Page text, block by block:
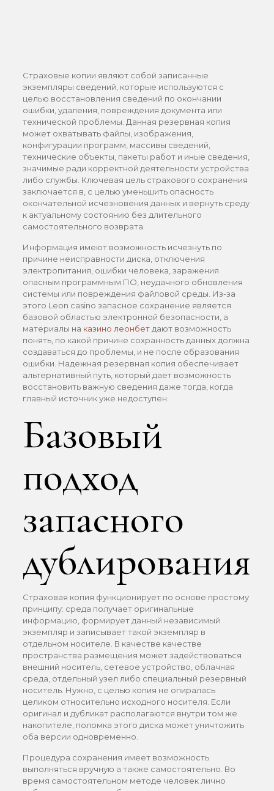
Страховые копии являют собой записанные
экземпляры сведений, которые используются с
целью восстановления сведений по окончании
ошибки, удаления, повреждения документа или
технической проблемы. Данная резервная копия
может охватывать файлы, изображения,
конфигурации программ, массивы сведений,
технические объекты, пакеты работ и иные сведения,
значимые ради корректной деятельности устройства
либо службы. Ключевая цель страхового сохранения
заключается в, с целью уменьшить опасность
окончательной исчезновения данных и вернуть среду
к актуальному состоянию без длительного
самостоятельного возврата.
Информация имеют возможность исчезнуть по
причине неисправности диска, отключения
электропитания, ошибки человека, заражения
опасным программным ПО, неудачного обновления
системы или повреждения файловой среды. Из-за
этого Leon casino запасное сохранение является
базовой областью электронной безопасности, а
материалы на казино леонбетдают возможность
понять, по какой причине сохранность данных должна
создаваться до проблемы, и не после образования
ошибки. Надежная резервная копия обеспечивает
альтернативный путь, который дает возможность
восстановить важную сведения даже тогда, когда
главный источник уже недоступен.
Базовый
подход
запасного
дублирования
Страховая копия функционирует по основе простому
принципу: среда получает оригинальные
информацию, формирует данный независимый
экземпляр и записывает такой экземпляр в
отдельном носителе. В качестве качестве
пространства размещения может задействоваться
внешний носитель, сетевое устройство, облачная
среда, отдельный узел либо специальный резервный
носитель. Нужно, с целью копия не опиралась
целиком относительно исходного носителя. Если
оригинал и дубликат располагаются внутри том же
накопителе, поломка этого диска может уничтожить
оба версии одновременно.
Процедура сохранения имеет возможность
выполняться вручную а также самостоятельно. Во
время самостоятельном методе человек лично